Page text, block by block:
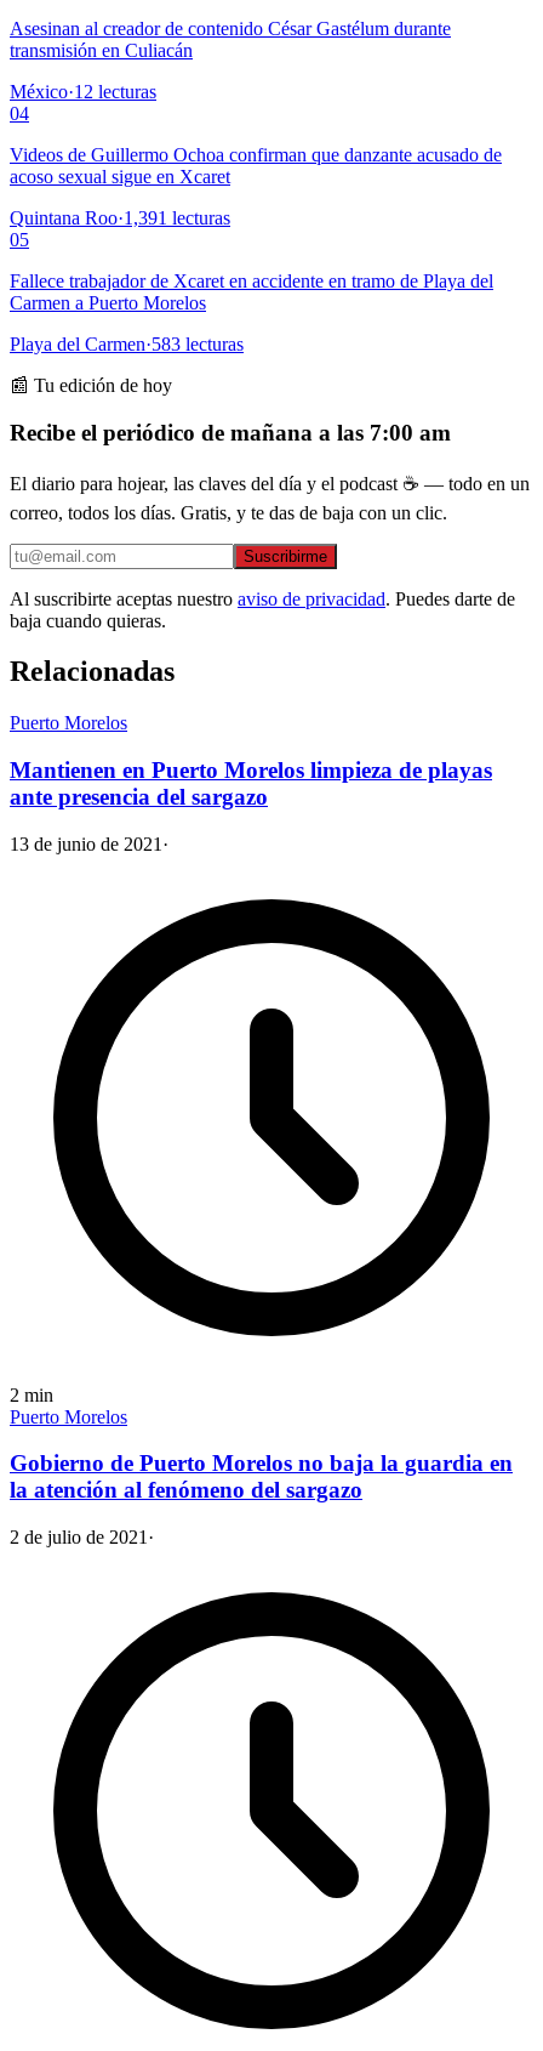
Asesinan al creador de contenido César Gastélum durante
transmisión en Culiacán
México·12 lecturas
04
Videos de Guillermo Ochoa confirman que danzante acusado de
acoso sexual sigue en Xcaret
Quintana Roo·1,391 lecturas
05
Fallece trabajador de Xcaret en accidente en tramo de Playa del
Carmen a Puerto Morelos
Playa del Carmen·583 lecturas
📰 Tu edición de hoy
Recibe el periódico de mañana a las 7:00 am
El diario para hojear, las claves del día y el podcast ☕ — todo en un
correo, todos los días. Gratis, y te das de baja con un clic.
Suscribirme
Al suscribirte aceptas nuestro aviso de privacidad. Puedes darte de
baja cuando quieras.
Relacionadas
Puerto Morelos
Mantienen en Puerto Morelos limpieza de playas
ante presencia del sargazo
13 de junio de 2021 ·
2 min
Puerto Morelos
Gobierno de Puerto Morelos no baja la guardia en
la atención al fenómeno del sargazo
2 de julio de 2021 ·